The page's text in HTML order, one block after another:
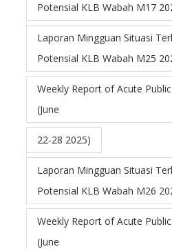
Potensial KLB Wabah M17
Laporan Mingguan Situasi
Potensial KLB Wabah M25
Weekly Report of Acute
(June
22-28 2025)
Laporan Mingguan Situasi
Potensial KLB Wabah M26
Weekly Report of Acute
(June